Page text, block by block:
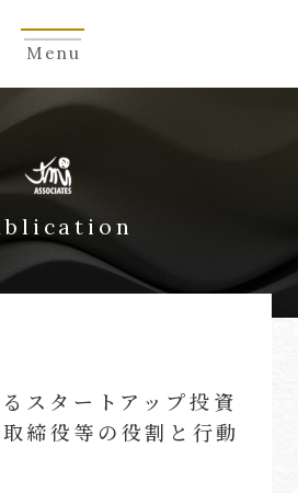
Menu
スタートアップ投資
締役等の役割と行動